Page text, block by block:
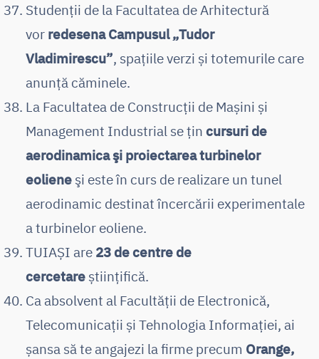
Studenții de la Facultatea de Arhitectură
vor redesena Campusul „Tudor
Vladimirescu”, spațiile verzi și totemurile care
anunță căminele.
La Facultatea de Construcții de Mașini și
Management Industrial se țin cursuri de
aerodinamica şi proiectarea turbinelor
eoliene şi este în curs de realizare un tunel
aerodinamic destinat încercării experimentale
a turbinelor eoliene.
TUIAȘI are 23 de centre de
cercetare științifică.
Ca absolvent al Facultății de Electronică,
Telecomunicații și Tehnologia Informației, ai
șansa să te angajezi la firme precum Orange,